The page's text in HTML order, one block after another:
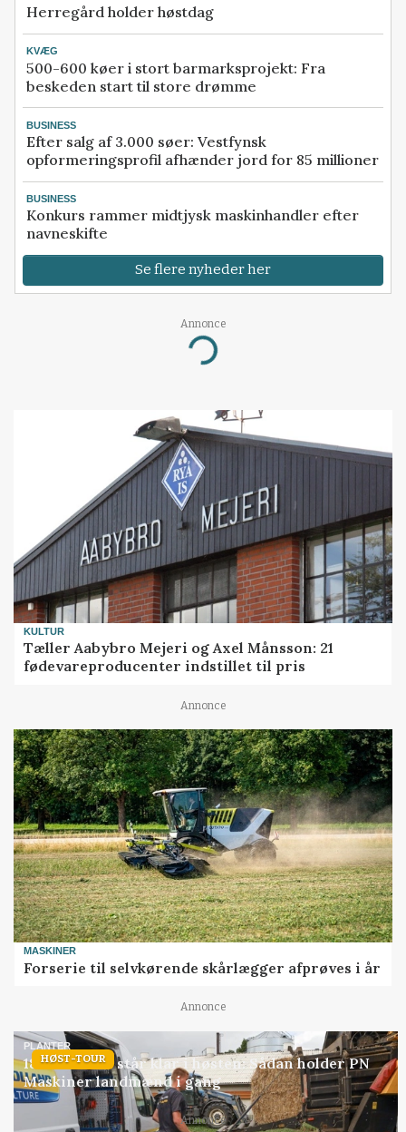
Herregård holder høstdag
KVÆG
500-600 køer i stort barmarksprojekt: Fra
beskeden start til store drømme
BUSINESS
Efter salg af 3.000 søer: Vestfynsk
opformeringsprofil afhænder jord for 85 millioner
BUSINESS
Konkurs rammer midtjysk maskinhandler efter
navneskifte
Se flere nyheder her
Annonce
Loading...
KULTUR
Tæller Aabybro Mejeri og Axel Månsson: 21
fødevareproducenter indstillet til pris
Annonce
MASKINER
Forserie til selvkørende skårlægger afprøves i år
Annonce
HØST-TOUR
PLANTER
18 montører står klar i høsten: Sådan holder PN
Maskiner landmænd i gang
Annonce